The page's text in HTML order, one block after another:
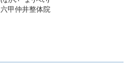
六甲仲井整体院